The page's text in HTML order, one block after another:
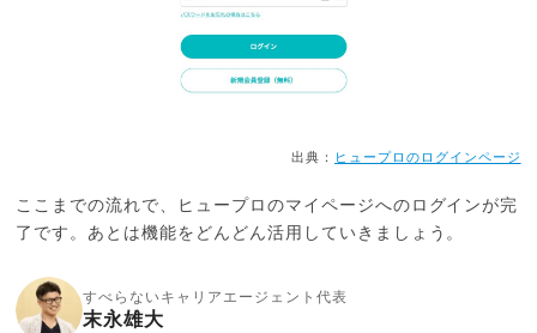
出典： ヒュープロのログインページ
ここまでの流れで、ヒュープロのマイページへのログインが完
了です。あとは機能をどんどん活用していきましょう。
すべらないキャリアエージェント代表
末永雄大